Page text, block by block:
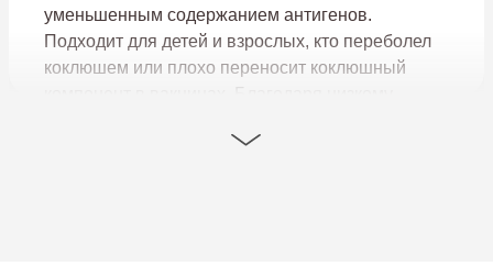
уменьшенным содержанием антигенов.
Подходит для детей и взрослых, кто переболел
коклюшем или плохо переносит коклюшный
компонента, дети переносят вакцинацию легче,